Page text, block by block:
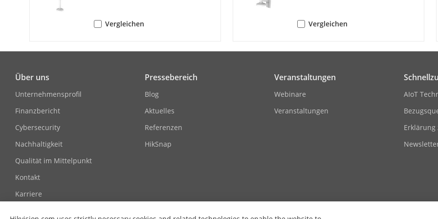
G.711/G.722.1/G.726/MP2L2/PCM/MP3/AAC-
Vergleichen Vergleichen
Über uns
Unternehmensprofil
Finanzbericht
Cybersecurity
Nachhaltigkeit
Qualität im Mittelpunkt
Kontakt
Karriere
Pressebereich
Blog
Aktuelles
Referenzen
HikSnap
Veranstaltungen
Webinare
Veranstaltungen
AIoT